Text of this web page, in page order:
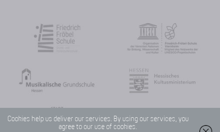
Cookies help us deliver our services. By using our services, you
agree to our use of cookies.